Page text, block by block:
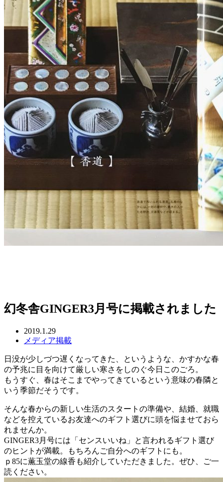
幻冬舎GINGER3月号に掲載されました
2019.1.29
メディア掲載
日没が少しづつ遅くなってきた、というような、かすかな春
の予兆に目を向けて厳しい寒さをしのぐ今日このごろ。
もうすぐ、春はそこまでやってきているという意味の春隣と
いう季節だそうです。
そんな春からの新しい生活のスタートの準備や、結婚、就職
などを控えているお友達へのギフト選びに頭を悩ませておら
れませんか。
GINGER3月号には「センスいいね」と言われるギフト選び
のヒントが満載。もちろんご自分へのギフトにも。
ｐ85に薫玉堂の線香も紹介していただきました。ぜひ、ご一
読ください。